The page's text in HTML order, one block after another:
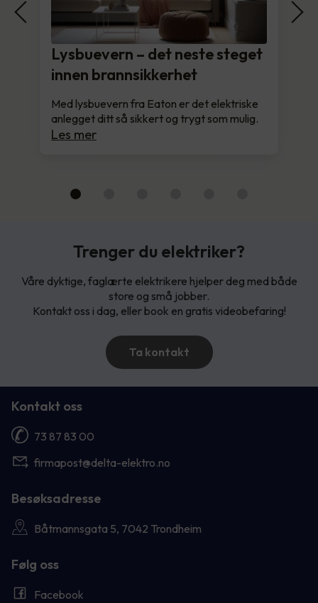
Lysbuevern – det neste steget
innen brannsikkerhet
Med lysbuevern fra Eaton er det elektriske
anlegget ditt så sikkert og trygt som mulig.
Les mer
Trenger du elektriker?
Våre dyktige, faglærte elektrikere hjelper deg med både
store og små jobber.
Kontakt oss i dag, eller book en gratis videobefaring!
Ta kontakt
Kontakt oss
73 87 83 00
firmapost@delta-elektro.no
Besøksadresse
Båtmannsgata 5, 7042 Trondheim
Følg oss
Facebook